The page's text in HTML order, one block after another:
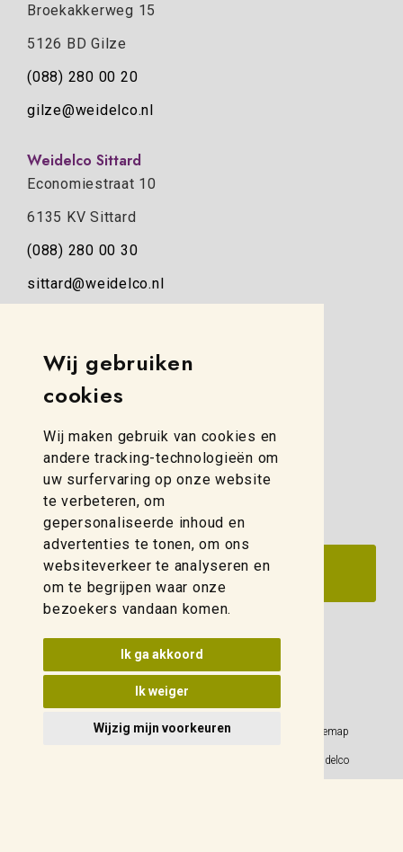
Wij gebruiken
cookies
Wij maken gebruik van cookies en
andere tracking-technologieën om
uw surfervaring op onze website
te verbeteren, om
gepersonaliseerde inhoud en
advertenties te tonen, om ons
websiteverkeer te analyseren en
om te begrijpen waar onze
bezoekers vandaan komen.
Ik ga akkoord
Ik weiger
Wijzig mijn voorkeuren
Broekakkerweg 15
5126 BD Gilze
(088) 280 00 20
gilze@weidelco.nl
Weidelco Sittard
Economiestraat 10
6135 KV Sittard
(088) 280 00 30
sittard@weidelco.nl
Simon Stevinweg 8
8013 NB Zwolle
zwolle@weidelco.nl
Update cookies voorkeuren
Privacy Policy Sitemap
© 2026 Weidelco